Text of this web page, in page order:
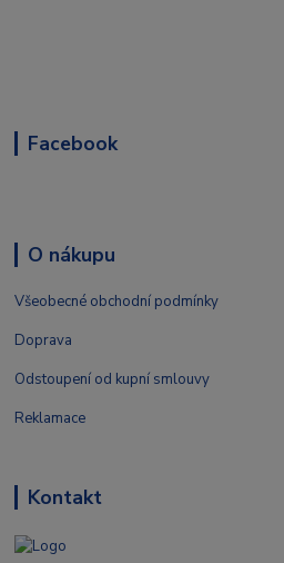
Facebook
O nákupu
Všeobecné obchodní podmínky
Doprava
Odstoupení od kupní smlouvy
Reklamace
Kontakt